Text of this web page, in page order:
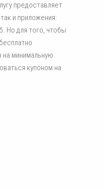
предоставляет
и приложения:
Но для того, чтобы
на минимальную
купоном на